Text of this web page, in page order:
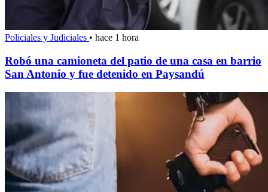
Policiales y Judiciales • hace 1 hora
Robó una camioneta del patio de una casa en barrio
San Antonio y fue detenido en Paysandú